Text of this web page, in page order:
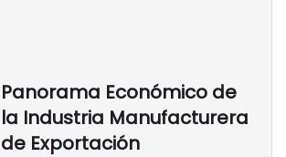
Panorama Económico de
la Industria Manufacturera
de Exportación